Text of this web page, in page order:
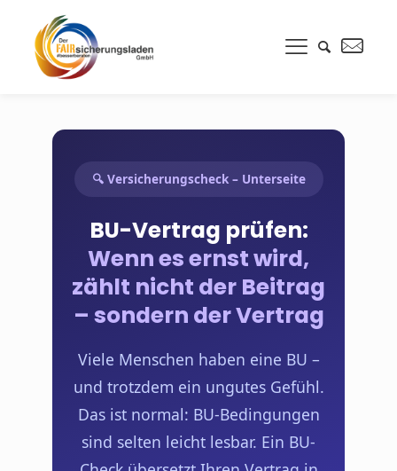
🔍 Versicherungscheck – Unterseite
BU-Vertrag prüfen:
Wenn es ernst wird,
zählt nicht der Beitrag
– sondern der Vertrag
Viele Menschen haben eine BU –
und trotzdem ein ungutes Gefühl.
Das ist normal: BU-Bedingungen
sind selten leicht lesbar. Ein BU-